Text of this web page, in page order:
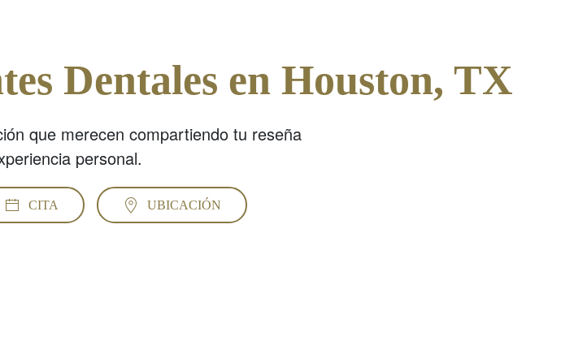
Dentales en Houston, TX
que merecen compartiendo tu reseña
personal.
CITA UBICACIÓN